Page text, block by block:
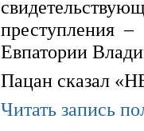
преступления –
Евпатории
Пацан сказал
Читать запись